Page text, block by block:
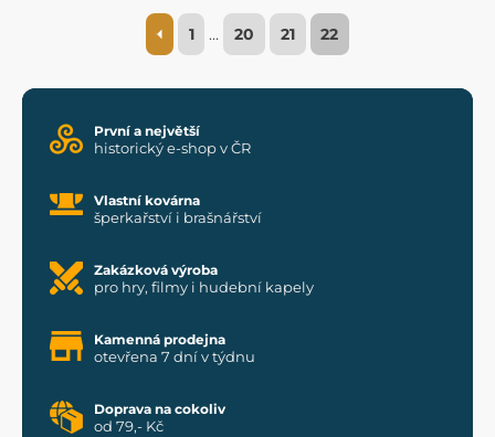
1 … 20 21 22
První a největší
historický e-shop v ČR
Vlastní kovárna
šperkařství i brašnářství
Zakázková výroba
pro hry, filmy i hudební kapely
Kamenná prodejna
otevřena 7 dní v týdnu
Doprava na cokoliv
od 79,- Kč